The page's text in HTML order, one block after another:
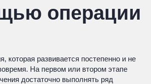
операции
которая развивается постепенно и не
На первом или втором этапе
достаточно выполнять ряд